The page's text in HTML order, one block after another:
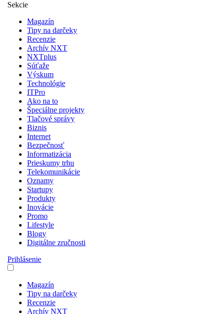
Sekcie
Magazín
Tipy na darčeky
Recenzie
Archív NXT
NXTplus
Súťaže
Výskum
Technológie
ITPro
Ako na to
Špeciálne projekty
Tlačové správy
Biznis
Internet
Bezpečnosť
Informatizácia
Prieskumy trhu
Telekomunikácie
Oznamy
Startupy
Produkty
Inovácie
Promo
Lifestyle
Blogy
Digitálne zručnosti
Prihlásenie
Magazín
Tipy na darčeky
Recenzie
Archív NXT